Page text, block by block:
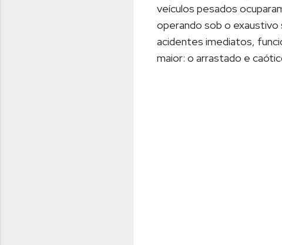
veículos pesados
operando sob o exaustivo
acidentes imediatos,
maior: o arrastado e